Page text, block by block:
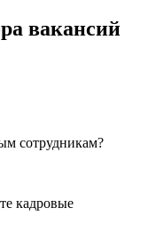
вакансий
сотрудникам?
кадровые